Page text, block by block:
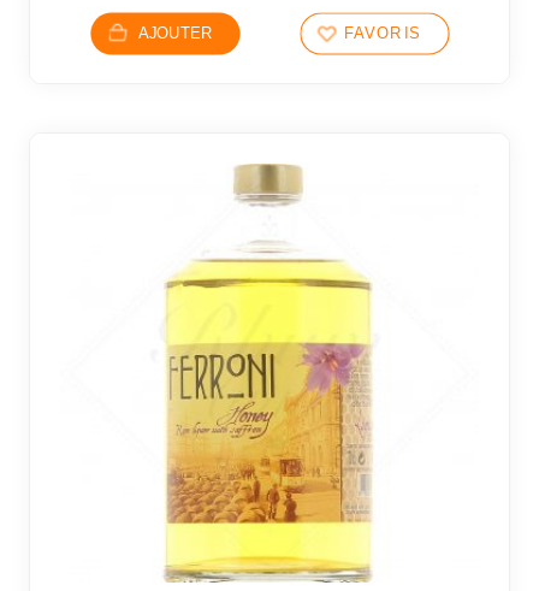
AJOUTER FAVORIS